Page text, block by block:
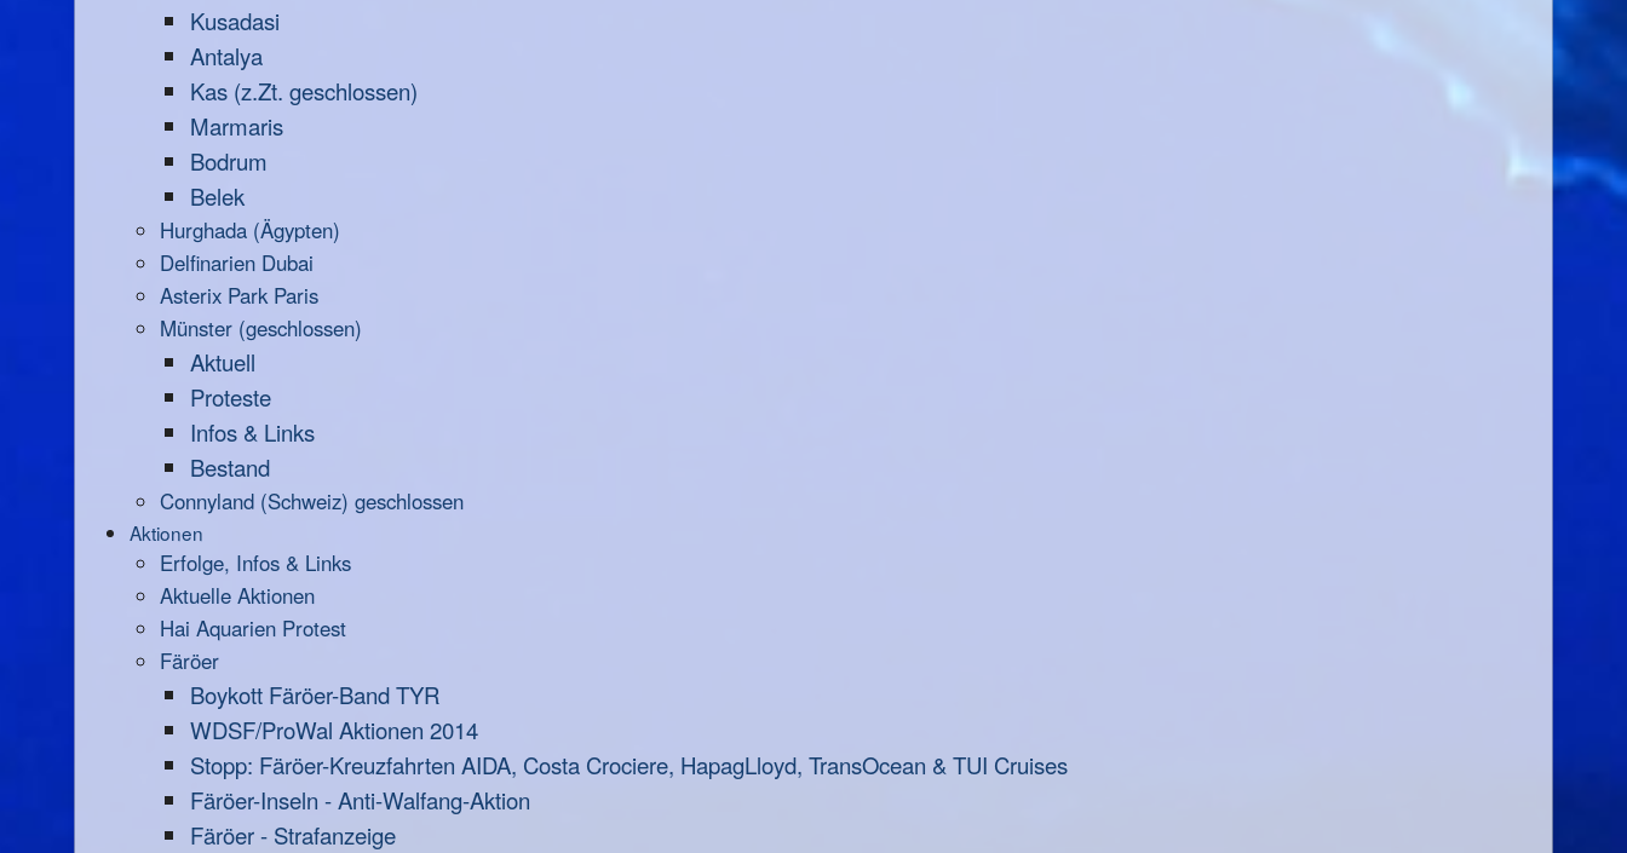
Kusadasi
Antalya
Kas (z.Zt. geschlossen)
Marmaris
Bodrum
Belek
Hurghada (Ägypten)
Delfinarien Dubai
Asterix Park Paris
Münster (geschlossen)
Aktuell
Proteste
Infos & Links
Bestand
Connyland (Schweiz) geschlossen
Aktionen
Erfolge, Infos & Links
Aktuelle Aktionen
Hai Aquarien Protest
Färöer
Boykott Färöer-Band TYR
WDSF/ProWal Aktionen 2014
Stopp: Färöer-Kreuzfahrten AIDA, Costa Crociere, HapagLloyd, TransOcean & TUI Cruises
Färöer-Inseln - Anti-Walfang-Aktion
Färöer - Strafanzeige